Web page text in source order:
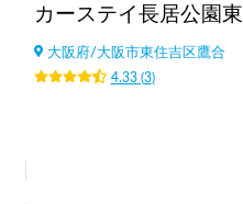
カーステイ長居公園東
大阪府/大阪市東住吉区鷹合
4.33(3)